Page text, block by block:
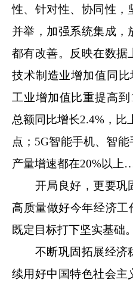
性、针对性、协同性，
并举，加强系统集成，
都有改善。反映在数据
技术制造业增加值同比
工业增加值比重提高
总额同比增长2.4%，比
点；5G智能手机、智
产量增速都在20%以
开局良好，更要巩固
高质量做好今年经济工
既定目标打下坚实基础。
不断巩固拓展经济
续用好中国特色社会主